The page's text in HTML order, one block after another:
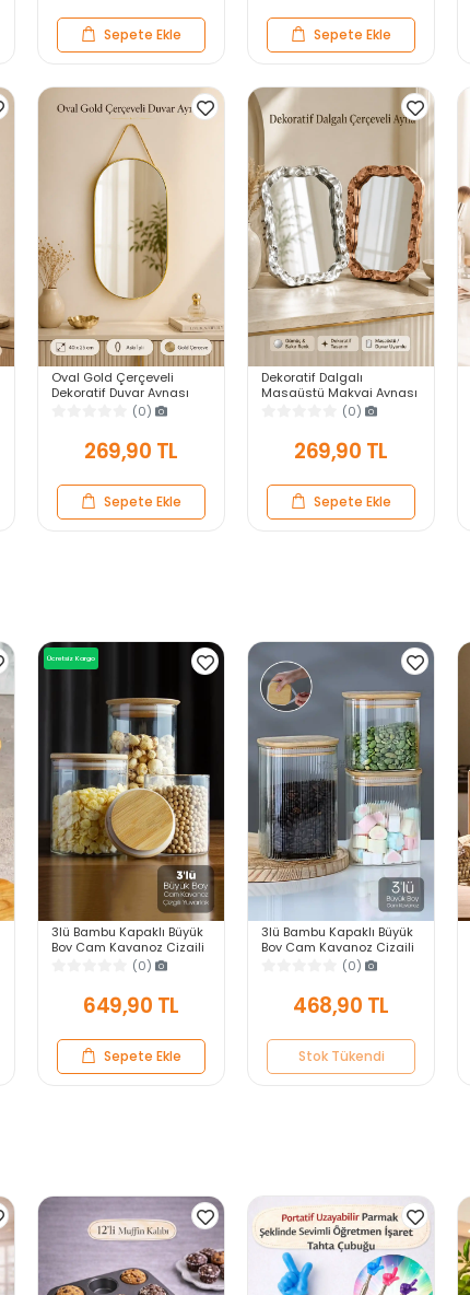
Sepete Ekle Sepete Ekle
Oval Gold Çerçeveli
Dekoratif Duvar Aynası
40x25 Askılı Modern
Salon Antre Banyo Yatak
Odası Aynası
(0)
269,90 TL
Sepete Ekle
Dekoratif Dalgalı
Masaüstü Makyaj Aynası
Gümüş Bakır Çerçeveli
Modern Yakın Duvar Ayna
(0)
269,90 TL
Sepete Ekle
Ücretsiz Kargo
3lü Bambu Kapaklı Büyük
Boy Cam Kavanoz Çizgili
Yuvarlak Şeker Bakliyat
Baharat Mutfak Saklama
(0)
649,90 TL
Sepete Ekle
3lü Bambu Kapaklı Büyük
Boy Cam Kavanoz Çizgili
Kare Şeker Bakliyat
Baharat Mutfak Saklama
Kabı Set
(0)
468,90 TL
Stok Tükendi